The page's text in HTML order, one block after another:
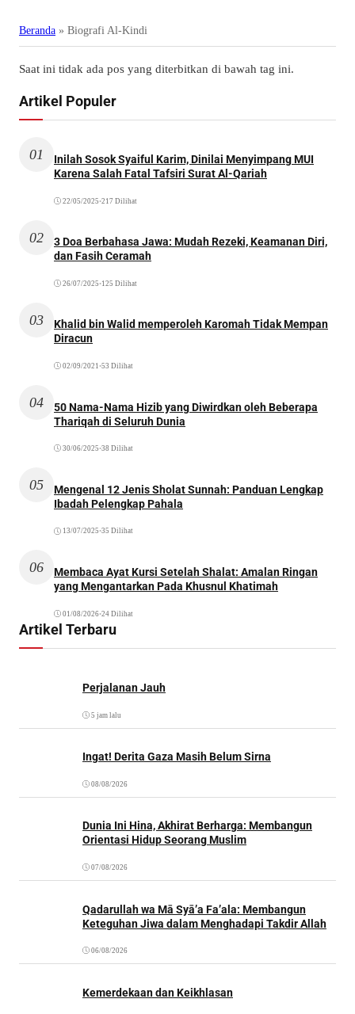
Beranda » Biografi Al-Kindi
Saat ini tidak ada pos yang diterbitkan di bawah tag ini.
Artikel Populer
01
Inilah Sosok Syaiful Karim, Dinilai Menyimpang MUI
Karena Salah Fatal Tafsiri Surat Al-Qariah
22/05/2025 •217 Dilihat
02
3 Doa Berbahasa Jawa: Mudah Rezeki, Keamanan Diri,
dan Fasih Ceramah
26/07/2025 •125 Dilihat
03
Khalid bin Walid memperoleh Karomah Tidak Mempan
Diracun
02/09/2021 •53 Dilihat
04
50 Nama-Nama Hizib yang Diwirdkan oleh Beberapa
Thariqah di Seluruh Dunia
30/06/2025 •38 Dilihat
05
Mengenal 12 Jenis Sholat Sunnah: Panduan Lengkap
Ibadah Pelengkap Pahala
13/07/2025 •35 Dilihat
06
Membaca Ayat Kursi Setelah Shalat: Amalan Ringan
yang Mengantarkan Pada Khusnul Khatimah
01/08/2026•24 Dilihat
Artikel Terbaru
Perjalanan Jauh
5 jam lalu
Ingat! Derita Gaza Masih Belum Sirna
08/08/2026
Dunia Ini Hina, Akhirat Berharga: Membangun
Orientasi Hidup Seorang Muslim
07/08/2026
Qadarullah wa Mā Syā’a Fa’ala: Membangun
Keteguhan Jiwa dalam Menghadapi Takdir Allah
06/08/2026
Kemerdekaan dan Keikhlasan